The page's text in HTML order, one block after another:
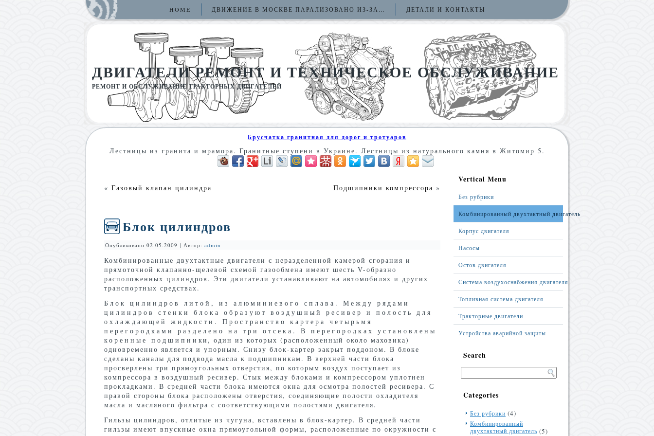
HOME ДВИЖЕНИЕ В МОСКВЕ ПАРАЛИЗОВАНО ИЗ-ЗА… ДЕТАЛИ И КОНТАКТЫ
ДВИГАТЕЛИ РЕМОНТ И ТЕХНИЧЕСКОЕ ОБСЛУЖИВАНИЕ
РЕМОНТ И ОБСЛУЖИВАНИЕ ТРАКТОРНЫХ ДВИГАТЕЛЕЙ
Брусчатка гранитная для дорог и тротуаров
Лестницы из гранита и мрамора. Гранитные ступени в Украине. Лестницы из натурального камня в Житомир 5.
« Газовый клапан цилиндра Подшипники компрессора »
Блок цилиндров
Опубликовано 02.05.2009 | Автор: admin
Комбинированные двухтактные двигатели с неразделенной камерой сгорания и
прямоточной клапанно-щелевой схемой газообмена имеют шесть V-образно
расположенных цилиндров. Эти двигатели устанавливают на автомобилях и других
транспортных средствах.
Блок цилиндров литой, из алюминиевого
сплава. Между рядами
цилиндров стенки блока образуют воздушный ресивер и полость для
охлаждающей жидкости. Пространство картера четырьмя
перегородками разделено на три отсека. В перегородках установлены
коренные подшипники, один из которых (расположенный около маховика)
одновременно является и упорным. Снизу блок-картер закрыт поддоном. В блоке
сделаны каналы для подвода масла к подшипникам. В верхней части блока
просверлены три прямоугольных отверстия, по которым воздух поступает из
компрессора в воздушный ресивер. Стык между блоками и компрессором уплотнен
прокладками. В средней части блока имеются окна для осмотра полостей ресивера. С
правой стороны блока расположены отверстия, соединяющие полости охладителя
масла и масляного фильтра с соответствующими полостями двигателя.
Гильзы цилиндров, отлитые из чугуна, вставлены в блок-картер. В средней части
гильзы имеют впускные окна прямоугольной формы, расположенные по окружности с
Vertical Menu
Без рубрики
Комбинированный двухтактный двигатель
Корпус двигателя
Насосы
Остов двигателя
Система воздухоснабжения двигателя
Топливная система двигателя
Тракторные двигатели
Устройства аварийной защиты
Search
Categories
Без рубрики (4)
Комбинированный
двухтактный двигатель (5)